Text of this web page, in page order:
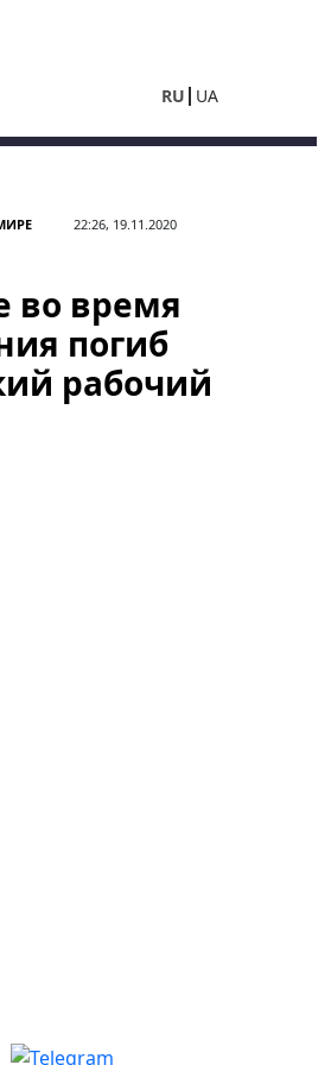
RU UA
22:26, 19.11.2020
во время
погиб
рабочий